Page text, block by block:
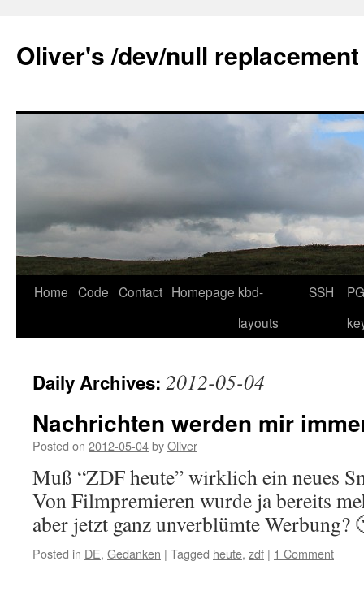
content
Oliver's /dev/null replacement
Home Code Contact Homepage kbd-
layouts
SSH
Daily Archives: 2012-05-04
Nachrichten werden mir
Posted on 2012-05-04byOliver
Muß “ZDF heute” wirklich ein neues
Von Filmpremieren wurde ja bereits
aber jetzt ganz unverblümte Werbung?
Posted in DE, Gedanken | Tagged heute, zdf | 1 Comment